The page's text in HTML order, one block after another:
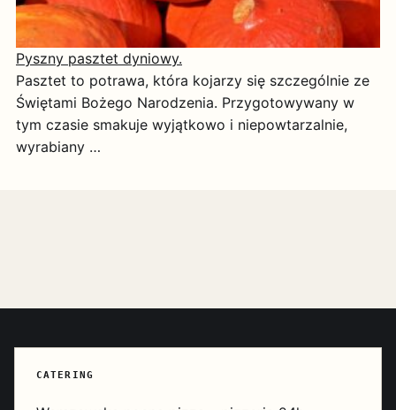
Pyszny pasztet dyniowy.
Pasztet to potrawa, która kojarzy się szczególnie ze
Świętami Bożego Narodzenia. Przygotowywany w
tym czasie smakuje wyjątkowo i niepowtarzalnie,
wyrabiany …
CATERING